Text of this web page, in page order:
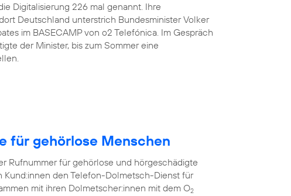
Digitalisierung 226 mal genannt. Ihre
Deutschland unterstrich Bundesminister Volker
im BASECAMP von o2 Telefónica. Im Gespräch
der Minister, bis zum Sommer eine
für gehörlose Menschen
Rufnummer für gehörlose und hörgeschädigte
den Telefon-Dolmetsch-Dienst für
mit ihren Dolmetscher:innen mit dem O2